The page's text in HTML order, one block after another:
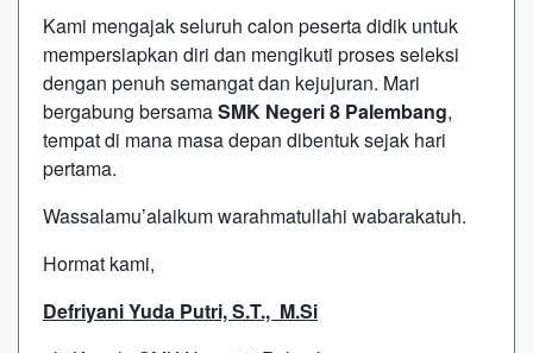
Kami mengajak seluruh calon peserta didik untuk
mempersiapkan diri dan mengikuti proses seleksi
dengan penuh semangat dan kejujuran. Mari
bergabung bersamaSMK Negeri 8 Palembang,
tempat di mana masa depan dibentuk sejak hari
pertama.
Wassalamu’alaikum warahmatullahi wabarakatuh.
Hormat kami,
Defriyani Yuda Putri, S.T., M.Si